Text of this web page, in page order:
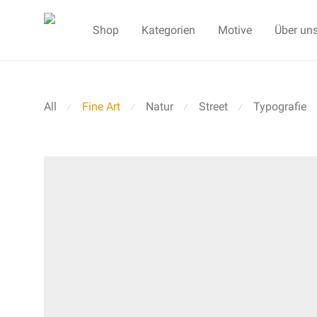
Shop Kategorien Motive Über
All ⁄ Fine Art ⁄ Natur ⁄ Street ⁄ Typografie